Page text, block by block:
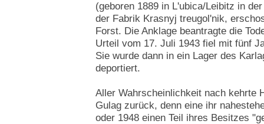
(geboren 1889 in L'ubica/Leibitz in
der Fabrik Krasnyj treugol'nik,
Forst. Die Anklage beantragte die
Urteil vom 17. Juli 1943 fiel mit fünf
Sie wurde dann in ein Lager des
deportiert.
Aller Wahrscheinlichkeit nach kehrte
Gulag zurück, denn eine ihr
oder 1948 einen Teil ihres Besitzes